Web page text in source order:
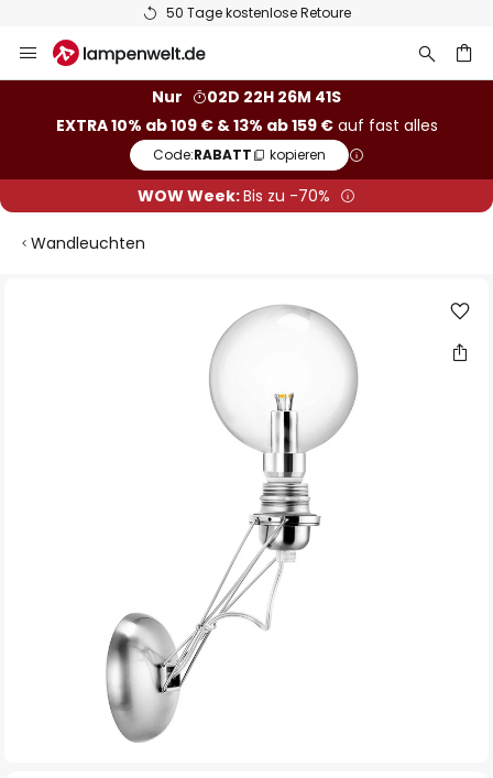
50 Tage kostenlose Retoure
Inhalt
Nur
02D 22H 26M 41S
EXTRA 10% ab 109 € & 13% ab 159 €auf fast alles
Code:RABATT kopieren
WOW Week:Bis zu -70%
Wandleuchten